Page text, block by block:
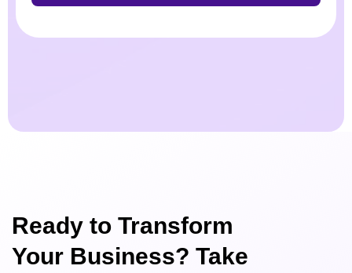
Ready to Transform
Your Business? Take